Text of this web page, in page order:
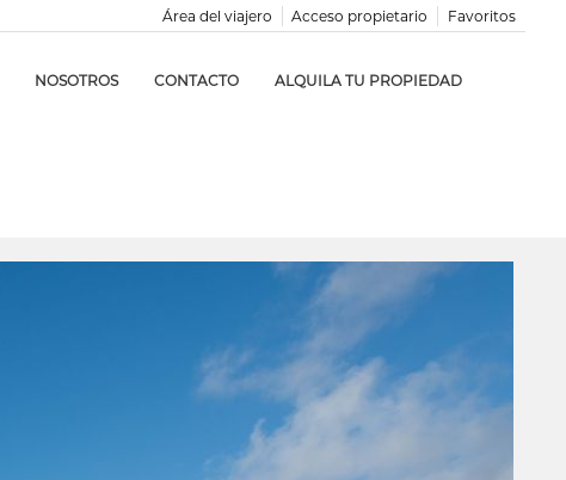
Favoritos
Acceso propietario
Área del viajero
NOSOTROS CONTACTO ALQUILA TU PROPIEDAD